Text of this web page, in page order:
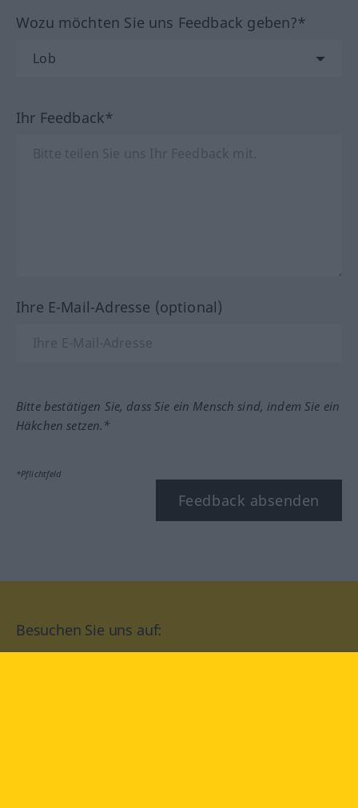
Wozu möchten Sie uns Feedback geben?*
Ihr Feedback*
Ihre E-Mail-Adresse (optional)
Bitte bestätigen Sie, dass Sie ein Mensch sind, indem Sie ein
Häkchen setzen.*
*Pflichtfeld
Feedback absenden
Besuchen Sie uns auf: